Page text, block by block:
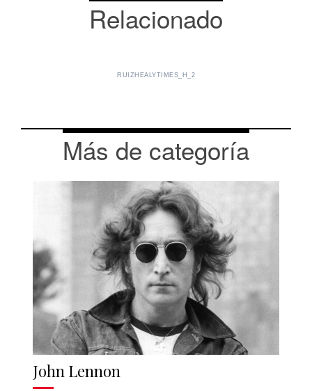
Relacionado
RUIZHEALYTIMES_H_2
Más de categoría
John Lennon